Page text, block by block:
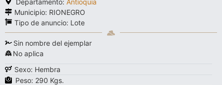
Municipio: RIONEGRO
Tipo de anuncio: Lote
Sin nombre del ejemplar
No aplica
Sexo: Hembra
Peso: 290 Kgs.